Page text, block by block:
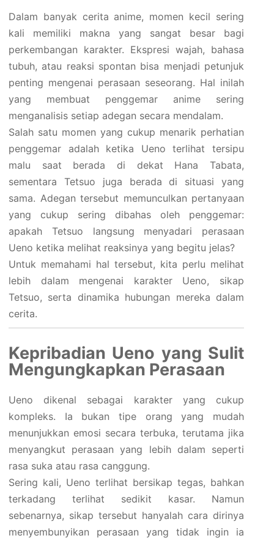
Dalam banyak cerita anime, momen kecil sering
kali memiliki makna yang sangat besar bagi
perkembangan karakter. Ekspresi wajah, bahasa
tubuh, atau reaksi spontan bisa menjadi petunjuk
penting mengenai perasaan seseorang. Hal inilah
yang membuat penggemar anime sering
menganalisis setiap adegan secara mendalam.
Salah satu momen yang cukup menarik perhatian
penggemar adalah ketika Ueno terlihat tersipu
malu saat berada di dekat Hana Tabata,
sementara Tetsuo juga berada di situasi yang
sama. Adegan tersebut memunculkan pertanyaan
yang cukup sering dibahas oleh penggemar:
apakah Tetsuo langsung menyadari perasaan
Ueno ketika melihat reaksinya yang begitu jelas?
Untuk memahami hal tersebut, kita perlu melihat
lebih dalam mengenai karakter Ueno, sikap
Tetsuo, serta dinamika hubungan mereka dalam
cerita.
Kepribadian Ueno yang Sulit
Mengungkapkan Perasaan
Ueno dikenal sebagai karakter yang cukup
kompleks. Ia bukan tipe orang yang mudah
menunjukkan emosi secara terbuka, terutama jika
menyangkut perasaan yang lebih dalam seperti
rasa suka atau rasa canggung.
Sering kali, Ueno terlihat bersikap tegas, bahkan
terkadang terlihat sedikit kasar. Namun
sebenarnya, sikap tersebut hanyalah cara dirinya
menyembunyikan perasaan yang tidak ingin ia